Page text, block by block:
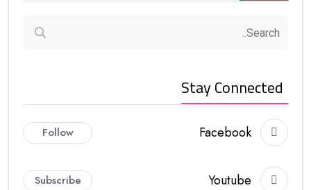
Stay Connected
Facebook
Follow
Youtube
Subscribe